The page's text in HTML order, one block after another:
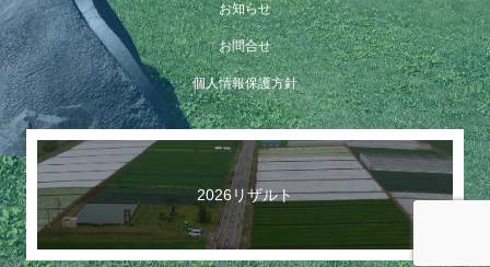
【イベント報告】Luminaオンラインガイドツアーが開催
されました
お知らせ
お問合せ
個人情報保護方針
2026リザルト